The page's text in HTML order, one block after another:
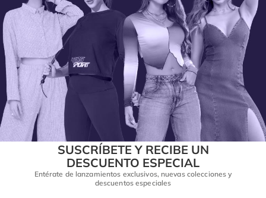
SUSCRÍBETE Y RECIBE UN
DESCUENTO ESPECIAL
Entérate de lanzamientos exclusivos, nuevas colecciones y
descuentos especiales